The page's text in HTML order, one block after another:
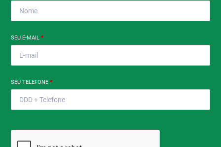
SEU E-MAIL*
SEU TELEFONE*